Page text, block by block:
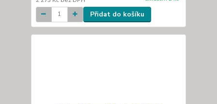
Přidat do košíku